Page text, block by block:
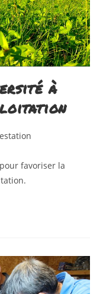
à
favoriser la